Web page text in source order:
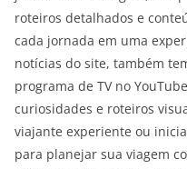
roteiros detalhados e
cada jornada em uma
notícias do site, também
programa de TV no
curiosidades e roteiros
viajante experiente ou
para planejar sua viagem